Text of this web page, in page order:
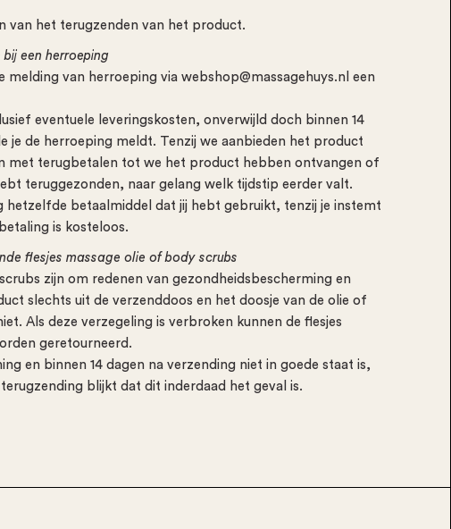
van het terugzenden van het product.
een herroeping
melding van herroeping via webshop@massagehuys.nl een
eventuele leveringskosten, onverwijld doch binnen 14
je de herroeping meldt. Tenzij we aanbieden het product
met terugbetalen tot we het product hebben ontvangen of
teruggezonden, naar gelang welk tijdstip eerder valt.
hetzelfde betaalmiddel dat jij hebt gebruikt, tenzij je instemt
is kosteloos.
flesjes massage olie of body scrubs
zijn om redenen van gezondheidsbescherming en
slechts uit de verzenddoos en het doosje van de olie of
Als deze verzegeling is verbroken kunnen de flesjes
geretourneerd.
en binnen 14 dagen na verzending niet in goede staat is,
blijkt dat dit inderdaad het geval is.